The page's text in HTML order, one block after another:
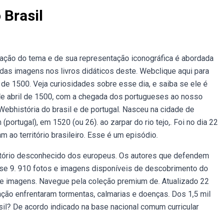
Brasil
do tema e de sua representação iconográfica é abordada
imagens nos livros didáticos deste. Webclique aqui para
1500. Veja curiosidades sobre esse dia, e saiba se ele é
abril de 1500, com a chegada dos portugueses ao nosso
do brasil e de portugal. Nasceu na cidade de
em 1520 (ou 26). ao zarpar do rio tejo,. Foi no dia 22
ao território brasileiro. Esse é um episódio.
desconhecido dos europeus. Os autores que defendem
9. 910 fotos e imagens disponíveis de descobrimento do
Navegue pela coleção premium de. Atualizado 22
enfrentaram tormentas, calmarias e doenças. Dos 1,5 mil
De acordo indicado na base nacional comum curricular